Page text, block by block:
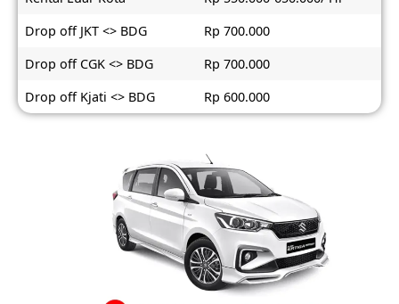
Drop off JKT <> BDG
Rp 700.000
Drop off CGK <> BDG
Rp 700.000
Drop off Kjati <> BDG
Rp 600.000